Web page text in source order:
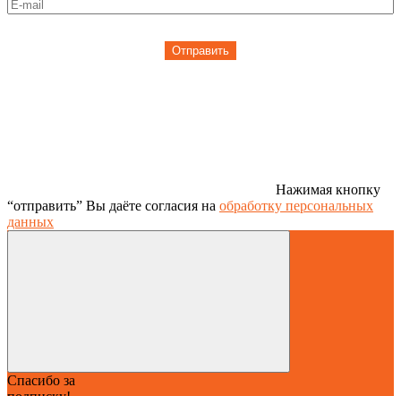
Отправить
Нажимая кнопку
“отправить” Вы даёте согласия на обработку персональных
данных
Спасибо за